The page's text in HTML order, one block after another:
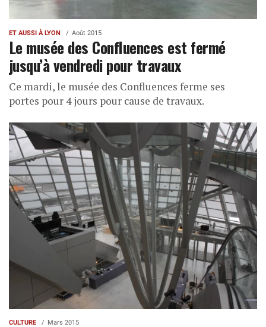
ET AUSSI À LYON Août 2015
Le musée des Confluences est fermé
jusqu’à vendredi pour travaux
Ce mardi, le musée des Confluences ferme ses
portes pour 4 jours pour cause de travaux.
CULTURE Mars 2015